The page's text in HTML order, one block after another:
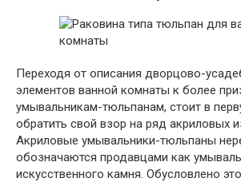
Переходя от описания дворцово-
элементов ванной комнаты к более
умывальникам-тюльпанам, стоит в
обратить свой взор на ряд акриловых
Акриловые умывальники-тюльпаны
обозначаются продавцами как
искусственного камня. Обусловлено